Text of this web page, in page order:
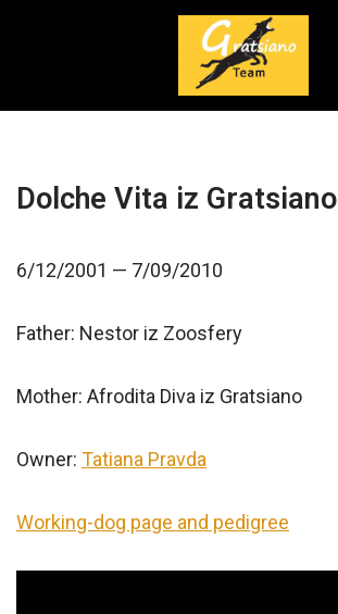
Dolche Vita iz Gratsiano
6/12/2001 — 7/09/2010
Father: Nestor iz Zoosfery
Mother: Afrodita Diva iz Gratsiano
Owner: Tatiana Pravda
Working-dog page and pedigree